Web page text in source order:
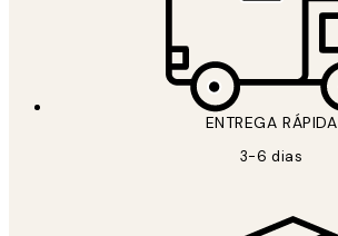
ENTREGA RÁPIDA
3-6 dias